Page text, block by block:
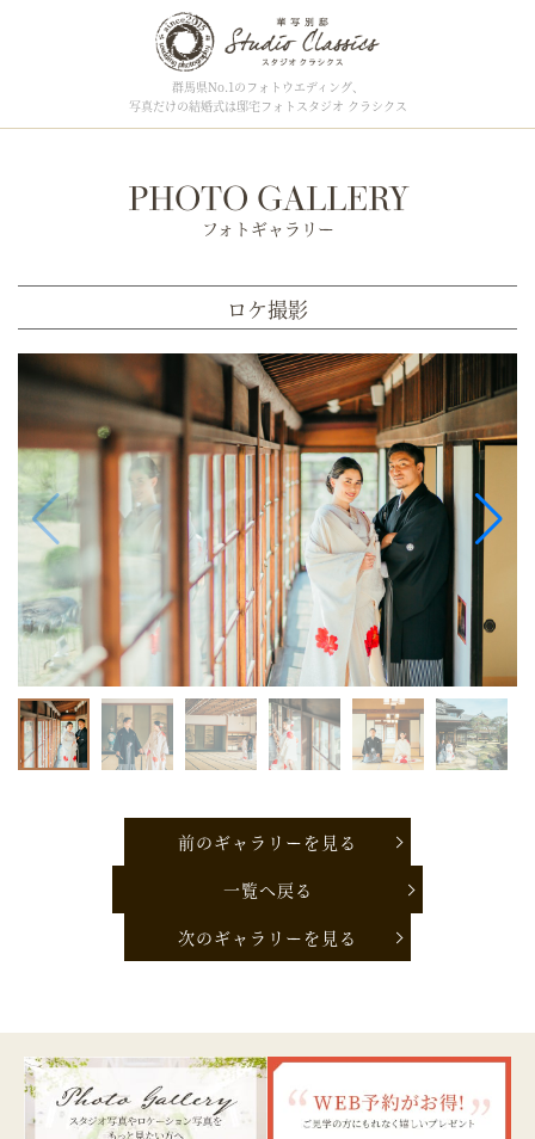
群馬県No.1のフォトウエディング、
写真だけの結婚式は邸宅フォトスタジオ クラシクス
PHOTO GALLERY
フォトギャラリー
ロケ撮影
前のギャラリーを見る
一覧へ戻る
次のギャラリーを見る